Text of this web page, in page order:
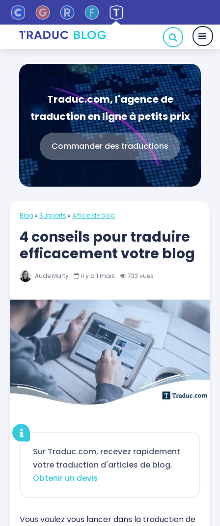
Traduc.com, l'agence de
traduction en ligne à petits prix
Commander des traductions
Blog » Supports » Article de blog
4 conseils pour traduire
efficacement votre blog
Aude Marty il y a 1 mois 733 vues
Sur Traduc.com, recevez rapidement
votre traduction d'articles de blog.
Obtenir un devis
Vous voulez vous lancer dans la traduction de